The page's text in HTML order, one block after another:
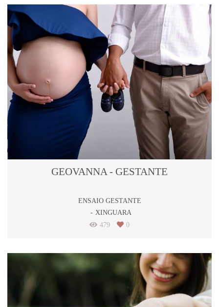
GEOVANNA - GESTANTE
ENSAIO GESTANTE
XINGUARA
479
0